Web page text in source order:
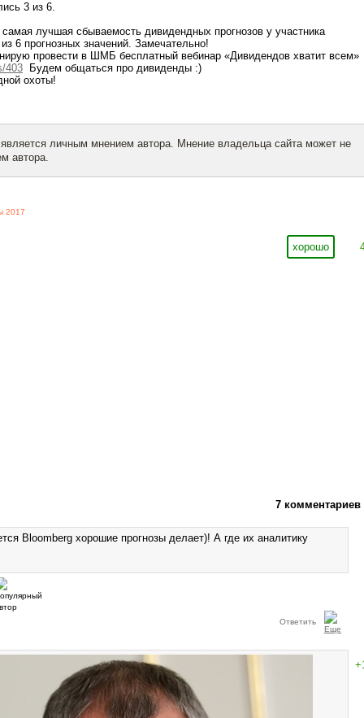
3 из 6.
лучшая сбываемость дивидендных прогнозов у участника
6 прогнозных значений. Замечательно!
провести в ШМБ бесплатный вебинар «Дивидендов хватит всем»
403 Будем общаться про дивиденды :)
охоты!
личным мнением автора. Мнение владельца сайта может не
автора.
2017
хорошо
7 комментариев
Bloomberg хорошие прогнозы делает)! А где их аналитику
Ответить